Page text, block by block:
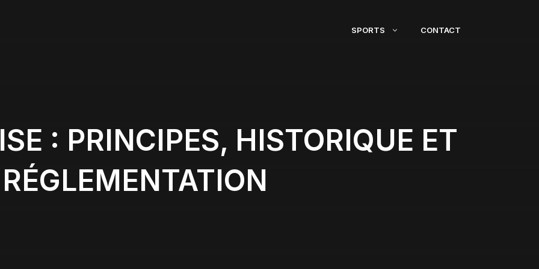
SPORTS CONTACT
: PRINCIPES, HISTORIQUE ET
RÉGLEMENTATION